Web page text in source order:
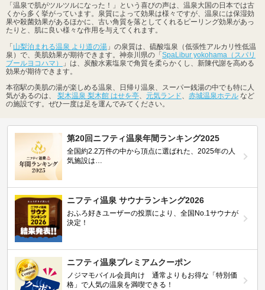
「温泉で肌がツルツルになった！」という喜びの声は、温泉大国の日本では古
くから多く挙がっています。泉質によって効果は様々ですが、温泉には保湿効
果や殺菌効果があるほかに、古い角質を落としてくれるピーリング効果があっ
たりと、肌に良い様々な作用を与えてくれます。
「山梨泊まれる温泉 より道の湯 」の泉質は、硫酸塩泉（低張性アルカリ性低温
泉）で、美肌効果が期待できます。神奈川県の「SpaLibur yokohama（スパリ
ブールヨコハマ）
」は、炭酸水素塩泉で角質を柔らかくし、新陳代謝を高める
効果が期待できます。
本宿駅の美肌の湯が楽しめる温泉、日帰り温泉、スーパー銭湯の中でも特に人
気があるのは、 梨木温泉 梨木館 はせを亭 元気ランド 赤城温泉ホテル など
の施設です。ぜひ一度は足を運んでみてください。
第20回ニフティ温泉年間ランキング2025
全国約2.2万件の中から頂点に選ばれた、2025年の人
気施設は…
ニフティ温泉 サウナランキング2026
おふろ好きユーザーの投票により、全国No.1サウナが
決定！
ニフティ温泉プレミアムクーポン
ノジマモバイル会員向け 通常よりもお得な「特別価
格」で人気の温泉を満喫できる！